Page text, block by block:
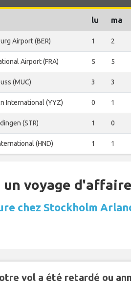
lu ma
Airport (BER) 1 2
Airport (FRA) 5 5
(MUC) 3 3
International (YYZ) 0 1
(STR) 1 0
(HND) 1 1
un voyage
chez Stockholm
vol a été retardé ou